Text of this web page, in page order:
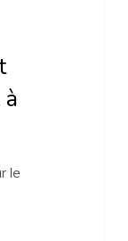
le